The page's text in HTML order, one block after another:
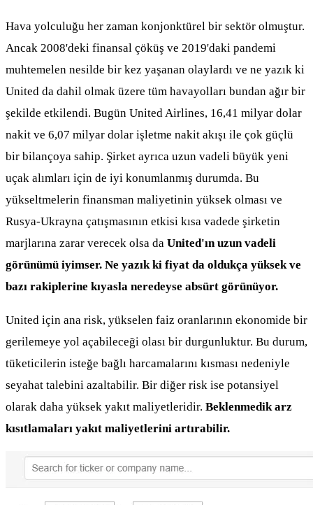
Hava yolculuğu her zaman konjonktürel bir sektör olmuştur.
Ancak 2008'deki finansal çöküş ve 2019'daki pandemi
muhtemelen nesilde bir kez yaşanan olaylardı ve ne yazık ki
United da dahil olmak üzere tüm havayolları bundan ağır bir
şekilde etkilendi. Bugün United Airlines, 16,41 milyar dolar
nakit ve 6,07 milyar dolar işletme nakit akışı ile çok güçlü
bir bilançoya sahip. Şirket ayrıca uzun vadeli büyük yeni
uçak alımları için de iyi konumlanmış durumda. Bu
yükseltmelerin finansman maliyetinin yüksek olması ve
Rusya-Ukrayna çatışmasının etkisi kısa vadede şirketin
marjlarına zarar verecek olsa da United'ın uzun vadeli
görünümü iyimser. Ne yazık ki fiyat da oldukça yüksek ve
bazı rakiplerine kıyasla neredeyse absürt görünüyor.
United için ana risk, yükselen faiz oranlarının ekonomide bir
gerilemeye yol açabileceği olası bir durgunluktur. Bu durum,
tüketicilerin isteğe bağlı harcamalarını kısması nedeniyle
seyahat talebini azaltabilir. Bir diğer risk ise potansiyel
olarak daha yüksek yakıt maliyetleridir. Beklenmedik arz
kısıtlamaları yakıt maliyetlerini artırabilir.